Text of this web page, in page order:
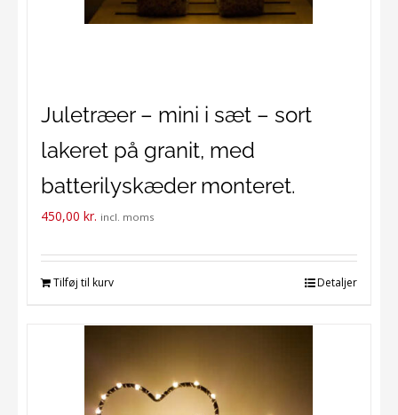
Juletræer – mini i sæt – sort
lakeret på granit, med
batterilyskæder monteret.
450,00 kr. incl. moms
Tilføj til kurv Detaljer